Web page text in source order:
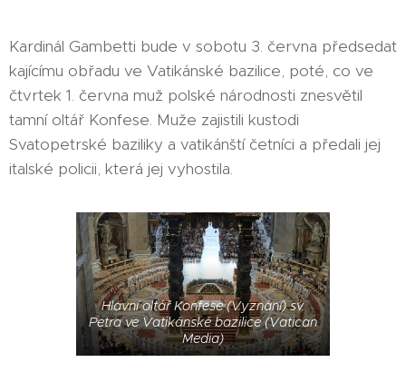
Kardinál Gambetti bude v sobotu 3. června předsedat
kajícímu obřadu ve Vatikánské bazilice, poté, co ve
čtvrtek 1. června muž polské národnosti znesvětil
tamní oltář Konfese. Muže zajistili kustodi
Svatopetrské baziliky a vatikánští četníci a předali jej
italské policii, která jej vyhostila.
Hlavní oltář Konfese (Vyznání) sv.
Petra ve Vatikánské bazilice (Vatican
Media)